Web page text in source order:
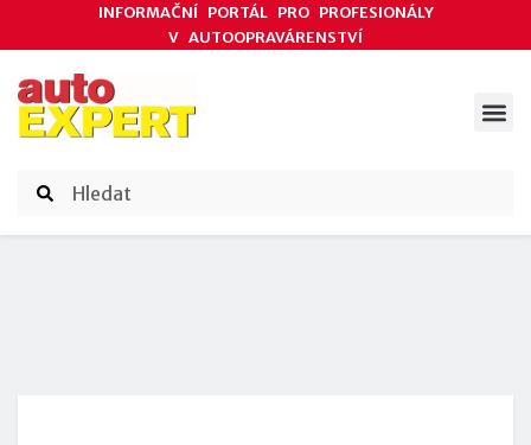
INFORMAČNÍ PORTÁL PRO PROFESIONÁLY
V AUTOOPRAVÁRENSTVÍ